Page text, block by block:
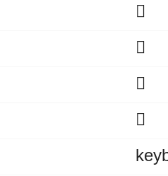



